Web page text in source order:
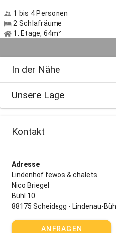
1 bis 4 Personen
2 Schlafräume
1. Etage, 64m²
In der Nähe
Unsere Lage
Kontakt
Adresse
Lindenhof fewos & chalets
Nico Briegel
Bühl 10
88175 Scheidegg - Lindenau-Bühl
ANFRAGEN